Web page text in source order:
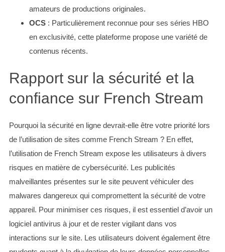
amateurs de productions originales.
OCS: Particulièrement reconnue pour ses séries HBO
en exclusivité, cette plateforme propose une variété de
contenus récents.
Rapport sur la sécurité et la
confiance sur French Stream
Pourquoi la sécurité en ligne devrait-elle être votre priorité lors
de l’utilisation de sites comme French Stream ? En effet,
l’utilisation de French Stream expose les utilisateurs à divers
risques en matière de cybersécurité. Les publicités
malveillantes présentes sur le site peuvent véhiculer des
malwares dangereux qui compromettent la sécurité de votre
appareil. Pour minimiser ces risques, il est essentiel d’avoir un
logiciel antivirus à jour et de rester vigilant dans vos
interactions sur le site. Les utilisateurs doivent également être